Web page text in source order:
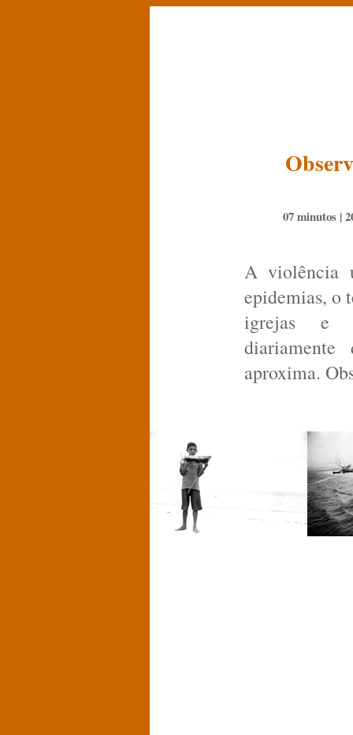
07 minutos |
A violência
epidemias, o
igrejas e
aproxima.